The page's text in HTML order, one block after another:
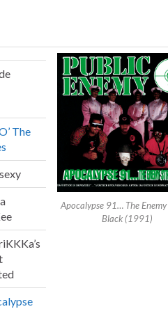
The
Apocalypse 91… The Enemy
Black (1991)